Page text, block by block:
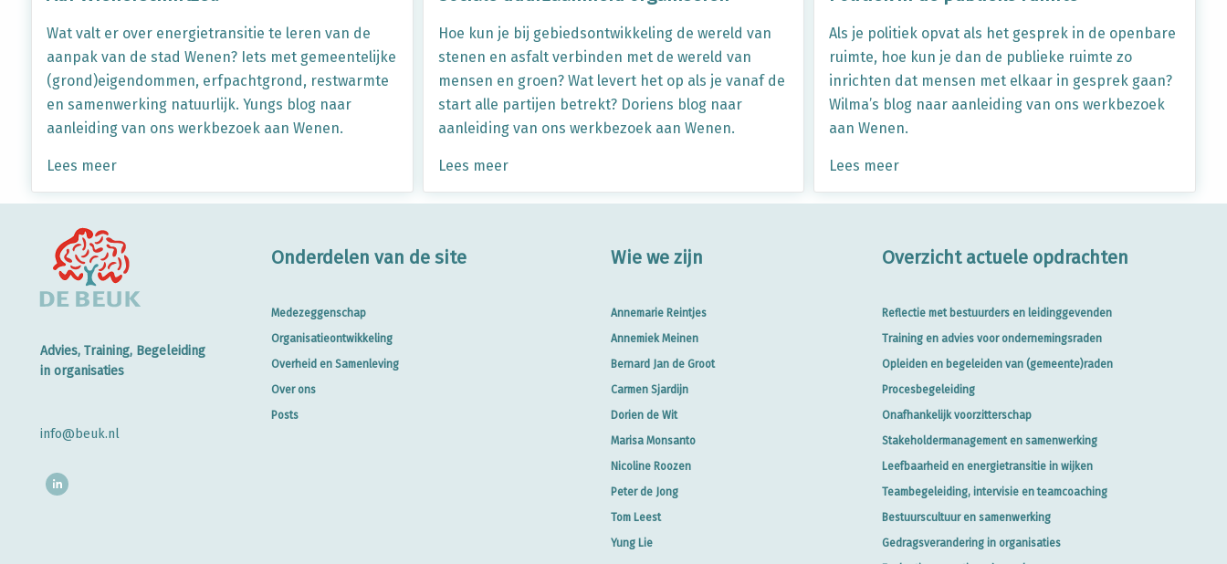
Wat valt er over energietransitie te leren van de
aanpak van de stad Wenen? Iets met gemeentelijke
(grond)eigendommen, erfpachtgrond, restwarmte
en samenwerking natuurlijk. Yungs blog naar
aanleiding van ons werkbezoek aan Wenen.
Lees meer
Hoe kun je bij gebiedsontwikkeling de wereld van
stenen en asfalt verbinden met de wereld van
mensen en groen? Wat levert het op als je vanaf de
start alle partijen betrekt? Doriens blog naar
aanleiding van ons werkbezoek aan Wenen.
Lees meer
Als je politiek opvat als het gesprek in de openbare
ruimte, hoe kun je dan de publieke ruimte zo
inrichten dat mensen met elkaar in gesprek gaan?
Wilma’s blog naar aanleiding van ons werkbezoek
aan Wenen.
Lees meer
Advies, Training, Begeleiding
in organisaties
info@beuk.nl
Onderdelen van de site
Medezeggenschap
Organisatieontwikkeling
Overheid en Samenleving
Over ons
Posts
Wie we zijn
Annemarie Reintjes
Annemiek Meinen
Bernard Jan de Groot
Carmen Sjardijn
Dorien de Wit
Marisa Monsanto
Nicoline Roozen
Peter de Jong
Tom Leest
Yung Lie
Overzicht actuele opdrachten
Reflectie met bestuurders en leidinggevenden
Training en advies voor ondernemingsraden
Opleiden en begeleiden van (gemeente)raden
Procesbegeleiding
Onafhankelijk voorzitterschap
Stakeholdermanagement en samenwerking
Leefbaarheid en energietransitie in wijken
Teambegeleiding, intervisie en teamcoaching
Bestuurscultuur en samenwerking
Gedragsverandering in organisaties